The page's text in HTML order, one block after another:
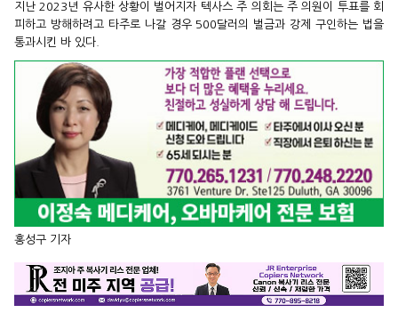
지난 2023년 유사한 상황이 벌어지자 텍사스 주 의회는 주 의원이 투표를 회
피하고 방해하려고 타주로 나갈 경우 500달러의 벌금과 강제 구인하는 법을
통과시킨 바 있다.
홍성구 기자